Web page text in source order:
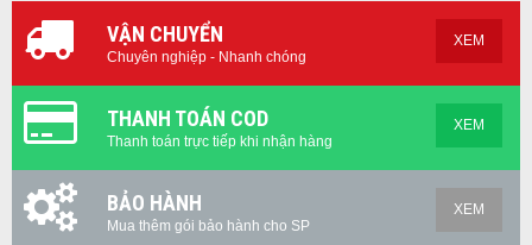
VẬN CHUYỂN
Chuyên nghiệp - Nhanh chóng
XEM
THANH TOÁN COD
Thanh toán trực tiếp khi nhận hàng
XEM
BẢO HÀNH
Mua thêm gói bảo hành cho SP
XEM